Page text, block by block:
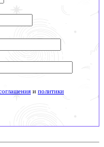
и политики